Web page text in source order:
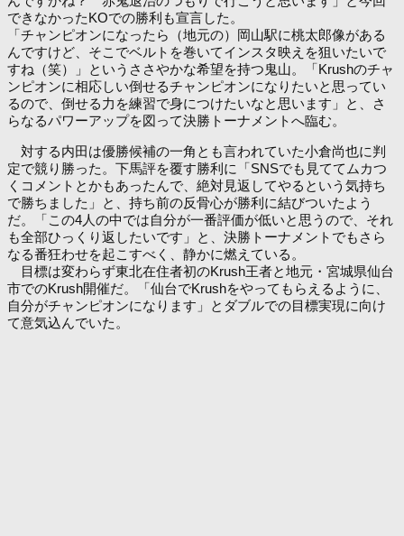
できなかったKOでの勝利も宣言した。
「チャンピオンになったら（地元の）岡山駅に桃太郎像がある
んですけど、そこでベルトを巻いてインスタ映えを狙いたいで
すね（笑）」というささやかな希望を持つ鬼山。「Krushのチャ
ンピオンに相応しい倒せるチャンピオンになりたいと思ってい
るので、倒せる力を練習で身につけたいなと思います」と、さ
らなるパワーアップを図って決勝トーナメントへ臨む。
対する内田は優勝候補の一角とも言われていた小倉尚也に判
定で競り勝った。下馬評を覆す勝利に「SNSでも見ててムカつ
くコメントとかもあったんで、絶対見返してやるという気持ち
で勝ちました」と、持ち前の反骨心が勝利に結びついたよう
だ。「この4人の中では自分が一番評価が低いと思うので、それ
も全部ひっくり返したいです」と、決勝トーナメントでもさら
なる番狂わせを起こすべく、静かに燃えている。
目標は変わらず東北在住者初のKrush王者と地元・宮城県仙台
市でのKrush開催だ。「仙台でKrushをやってもらえるように、
自分がチャンピオンになります」とダブルでの目標実現に向け
て意気込んでいた。